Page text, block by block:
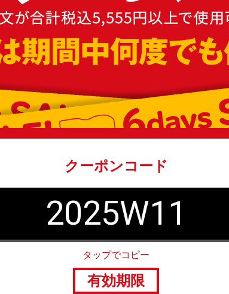
クーポンコード
2025W11
タップでコピー
有効期限